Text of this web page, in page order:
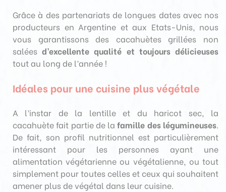
Grâce à des partenariats de longues dates avec nos
producteurs en Argentine et aux Etats-Unis, nous
vous garantissons des cacahuètes grillées non
saléesd’excellente qualité et toujours délicieuses
tout au long de l’année !
Idéales pour une cuisine plus végétale
A l’instar de la lentille et du haricot sec, la
cacahuète fait partie de lafamille des légumineuses.
De fait, son profil nutritionnel est particulièrement
intéressant pour les personnes ayant une
alimentation végétarienne ou végétalienne, ou tout
simplement pour toutes celles et ceux qui souhaitent
amener plus de végétal dans leur cuisine.